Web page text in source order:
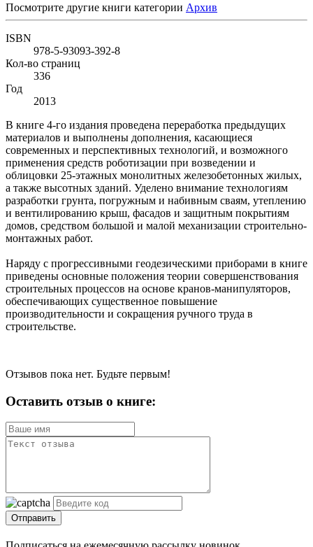
Посмотрите другие книги категории Архив
ISBN
978-5-93093-392-8
Кол-во страниц
336
Год
2013
В книге 4-го издания проведена переработка предыдущих
материалов и выполнены дополнения, касающиеся
современных и перспективных технологий, и возможного
применения средств роботизации при возведении и
облицовки 25-этажных монолитных железобетонных жилых,
а также высотных зданий. Уделено внимание технологиям
разработки грунта, погружным и набивным сваям, утеплению
и вентилированию крыш, фасадов и защитным покрытиям
домов, средством большой и малой механизации строительно-
монтажных работ.
Наряду с прогрессивными геодезическими приборами в книге
приведены основные положения теории совершенствования
строительных процессов на основе кранов-манипуляторов,
обеспечивающих существенное повышение
производительности и сокращения ручного труда в
строительстве.
Отзывов пока нет. Будьте первым!
Оставить отзыв о книге:
Отправить